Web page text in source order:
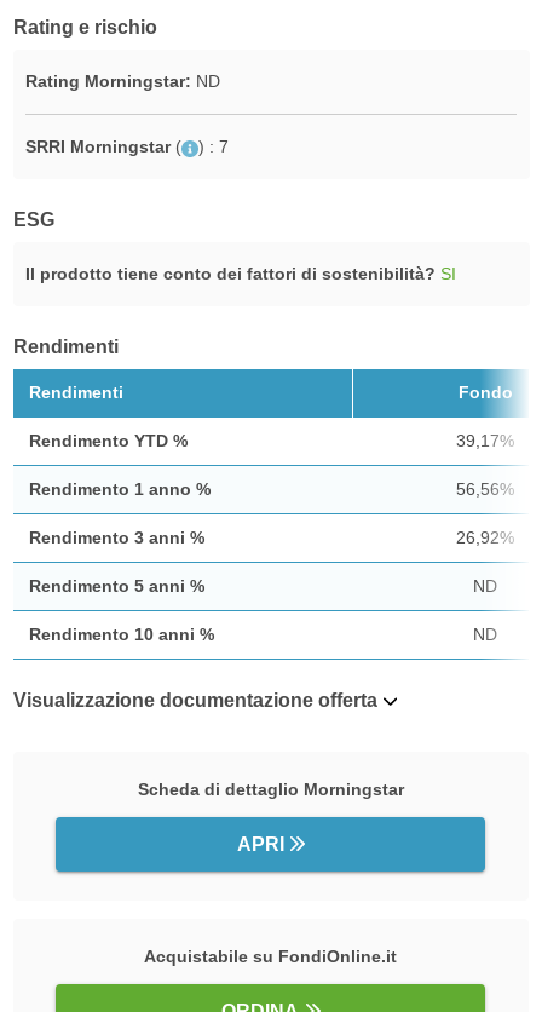
Rating e rischio
Rating Morningstar: ND
SRRI Morningstar ( ) : 7
ESG
Il prodotto tiene conto dei fattori di sostenibilità? SI
Rendimenti
Rendimenti Fondo
Rendimento YTD % 39,17%
Rendimento 1 anno % 56,56%
Rendimento 3 anni % 26,92%
Rendimento 5 anni % ND
Rendimento 10 anni % ND
Visualizzazione documentazione offerta
Scheda di dettaglio Morningstar
APRI
Acquistabile su FondiOnline.it